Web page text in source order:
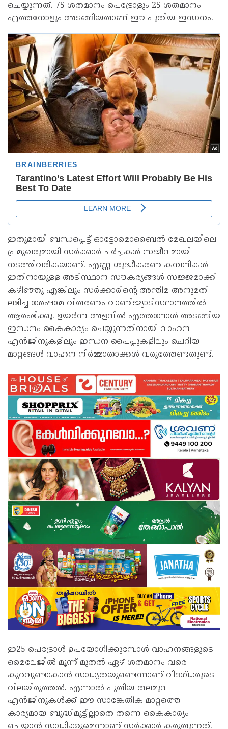
ചെയ്യുന്നത്. 75 ശതമാനം പെട്രോളും 25 ശതമാനം
എത്തനോളും അടങ്ങിയതാണ് ഈ പുതിയ ഇന്ധനം.
ഇതുമായി ബന്ധപ്പെട്ട് ഓട്ടോമൊബൈൽ മേഖലയിലെ
പ്രമുഖരുമായി സർക്കാർ ചർച്ചകൾ സജീവമായി
നടത്തിവരികയാണ്. എണ്ണ ശുദ്ധീകരണ കമ്പനികൾ
ഇതിനായുള്ള അടിസ്ഥാന സൗകര്യങ്ങൾ സജ്ജമാക്കി
കഴിഞ്ഞു എങ്കിലും സർക്കാരിന്റെ അന്തിമ അനുമതി
ലഭിച്ച ശേഷമേ വിതരണം വാണിജ്യാടിസ്ഥാനത്തിൽ
ആരംഭിക്കൂ. ഉയർന്ന അളവിൽ എത്തനോൾ അടങ്ങിയ
ഇന്ധനം കൈകാര്യം ചെയ്യുന്നതിനായി വാഹന
എൻജിനുകളിലും ഇന്ധന പൈപ്പുകളിലും ചെറിയ
മാറ്റങ്ങൾ വാഹന നിർമ്മാതാക്കൾ വരുത്തേണ്ടതുണ്ട്.
ഇ25 പെട്രോൾ ഉപയോഗിക്കുമ്പോൾ വാഹനങ്ങളുടെ
മൈലേജിൽ മൂന്ന് മുതൽ ഏഴ് ശതമാനം വരെ
കുറവുണ്ടാകാൻ സാധ്യതയുണ്ടെന്നാണ് വിദഗ്ധരുടെ
വിലയിരുത്തൽ. എന്നാൽ പുതിയ തലമുറ
എൻജിനുകൾക്ക് ഈ സാങ്കേതിക മാറ്റത്തെ
കാര്യമായ ബുദ്ധിമുട്ടില്ലാതെ തന്നെ കൈകാര്യം
ചെയ്യാൻ സാധിക്കുമെന്നാണ് സർക്കാർ കരുതുന്നത്.